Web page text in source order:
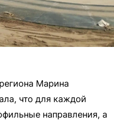
Марина
что для каждой
направления, а